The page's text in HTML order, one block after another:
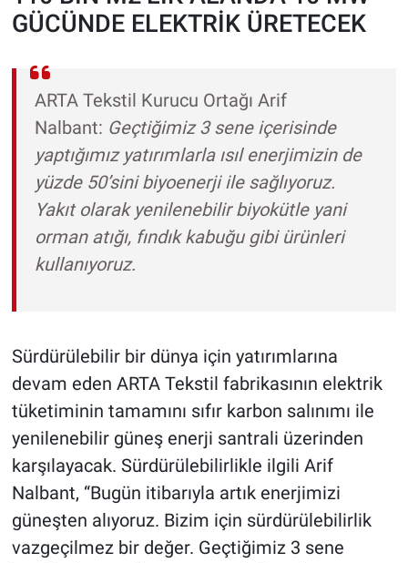
GÜCÜNDE ELEKTRİK ÜRETECEK
ARTA Tekstil Kurucu Ortağı Arif
Nalbant: Geçtiğimiz 3 sene içerisinde
yaptığımız yatırımlarla ısıl enerjimizin de
yüzde 50’sini biyoenerji ile sağlıyoruz.
Yakıt olarak yenilenebilir biyokütle yani
orman atığı, fındık kabuğu gibi ürünleri
kullanıyoruz.
Sürdürülebilir bir dünya için yatırımlarına
devam eden ARTA Tekstil fabrikasının elektrik
tüketiminin tamamını sıfır karbon salınımı ile
yenilenebilir güneş enerji santrali üzerinden
karşılayacak. Sürdürülebilirlikle ilgili Arif
Nalbant, “Bugün itibarıyla artık enerjimizi
güneşten alıyoruz. Bizim için sürdürülebilirlik
vazgeçilmez bir değer. Geçtiğimiz 3 sene